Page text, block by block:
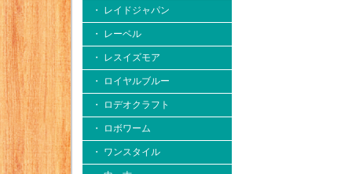
・ レイドジャパン
・ レーベル
・ レスイズモア
・ ロイヤルブルー
・ ロデオクラフト
・ ロボワーム
・ ワンスタイル